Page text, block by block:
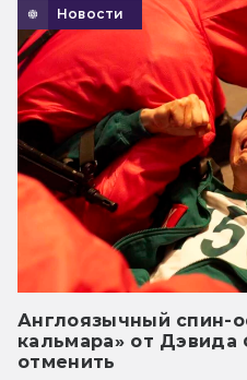
Новости
Англоязычный спин-
кальмара» от
отменить